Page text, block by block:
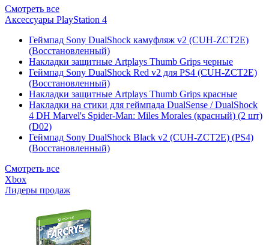
Смотреть все
Аксессуары PlayStation 4
Геймпад Sony DualShock камуфляж v2 (CUH-ZCT2E)
(Восстановленный)
Накладки защитные Artplays Thumb Grips черные
Геймпад Sony DualShock Red v2 для PS4 (CUH-ZCT2E)
(Восстановленный)
Накладки защитные Artplays Thumb Grips красные
Накладки на стики для геймпада DualSense / DualShock
4 DH Marvel's Spider-Man: Miles Morales (красный) (2 шт)
(D02)
Геймпад Sony DualShock Black v2 (CUH-ZCT2E) (PS4)
(Восстановленный)
Смотреть все
Xbox
Лидеры продаж